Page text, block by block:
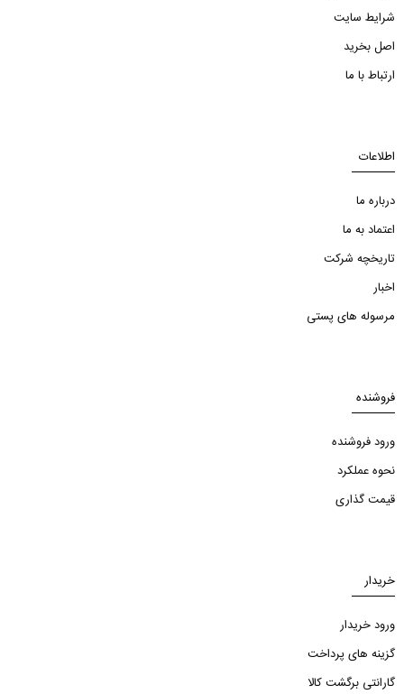
شرایط سایت
اصل بخرید
ارتباط با ما
اطلاعات
درباره ما
اعتماد به ما
تاریخچه شرکت
اخبار
مرسوله های پستی
فروشنده
ورود فروشنده
نحوه عملکرد
قیمت گذاری
خریدار
ورود خریدار
گزینه های پرداخت
گارانتی برگشت کالا